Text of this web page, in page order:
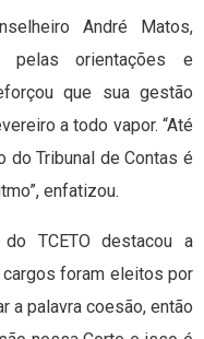
André Matos,
orientações e
que sua gestão
a todo vapor. “Até
do Tribunal de Contas é
enfatizou.
TCETO destacou a
cargos foram eleitos por
a palavra coesão, então